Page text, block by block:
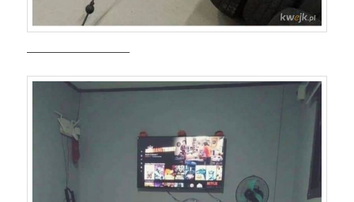
——————————